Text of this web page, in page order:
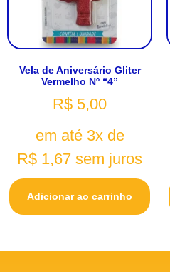
Vela de Aniversário Gliter
Vermelho Nº “4”
R$ 5,00
em até 3x de
R$ 1,67 sem juros
Adicionar ao carrinho